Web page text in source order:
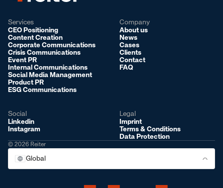
Services
CEO Positioning
Content Creation
Corporate Communications
Crisis Communications
Event PR
Internal Communications
Social Media Management
Product PR
ESG Communications
Company
About us
News
Cases
Clients
Contact
FAQ
Social
Linkedin
Instagram
Legal
Imprint
Terms & Conditions
Data Protection
© 2026 Reiter
Global